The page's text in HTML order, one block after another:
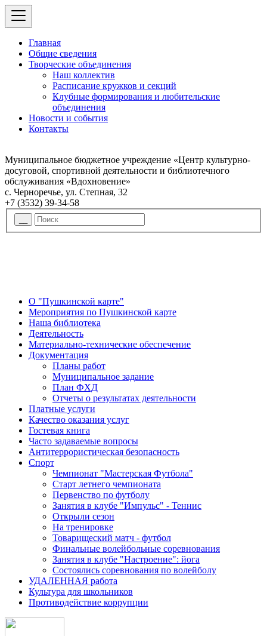
Главная
Общие сведения
Творческие объединения
Наш коллектив
Расписание кружков и секций
Клубные формирования и любительские
объединения
Новости и события
Контакты
Муниципальное бюджетное учреждение «Центр культурно-
досуговой, спортивной деятельности и библиотечного
обслуживания «Вдохновение»
с. Черноречье, ул. Степная, 32
+7 (3532) 39-34-58
О "Пушкинской карте"
Мероприятия по Пушкинской карте
Наша библиотека
Деятельность
Материально-технические обеспечение
Документация
Планы работ
Муниципальное задание
План ФХД
Отчеты о результатах деятельности
Платные услуги
Качество оказания услуг
Гостевая книга
Часто задаваемые вопросы
Антитеррористическая безопасность
Спорт
Чемпионат "Мастерская Футбола"
Старт летнего чемпионата
Первенство по футболу
Занятия в клубе "Импульс" - Теннис
Открыли сезон
На тренировке
Товарищеский матч - футбол
Финальные волейбольные соревнования
Занятия в клубе "Настроение": йога
Состоялись соревнования по волейболу
УДАЛЕННАЯ работа
Культура для школьников
Противодействие коррупции